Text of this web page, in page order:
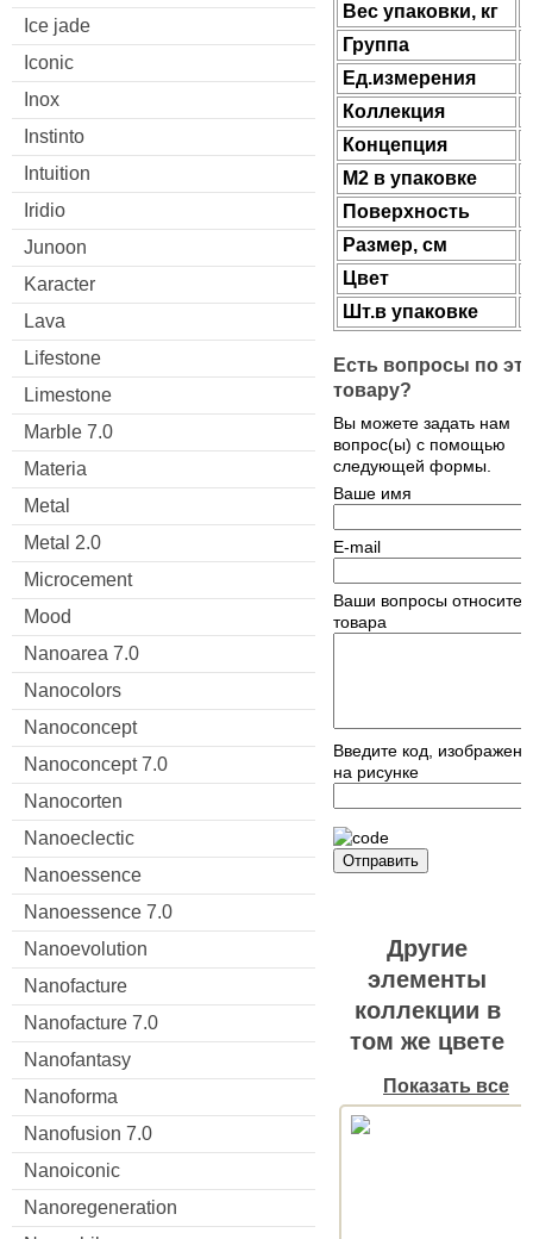
Ice jade
Iconic
Inox
Instinto
Intuition
Iridio
Junoon
Karacter
Lava
Lifestone
Limestone
Marble 7.0
Materia
Metal
Metal 2.0
Microcement
Mood
Nanoarea 7.0
Nanocolors
Nanoconcept
Nanoconcept 7.0
Nanocorten
Nanoeclectic
Nanoessence
Nanoessence 7.0
Nanoevolution
Nanofacture
Nanofacture 7.0
Nanofantasy
Nanoforma
Nanofusion 7.0
Nanoiconic
Nanoregeneration
Веc упаковки, кг
Группа
Ед.измерения
Коллекция
Концепция
М2 в упаковке
Поверхность
Размер, см
Цвет
Шт.в упаковке
Есть вопросы по
товару?
Вы можете задать нам
вопрос(ы) с помощью
следующей формы.
Ваше имя
E-mail
Ваши вопросы
товара
Введите код,
на рисунке
Отправить
Другие
элементы
коллекции в
том же цвете
Показать все